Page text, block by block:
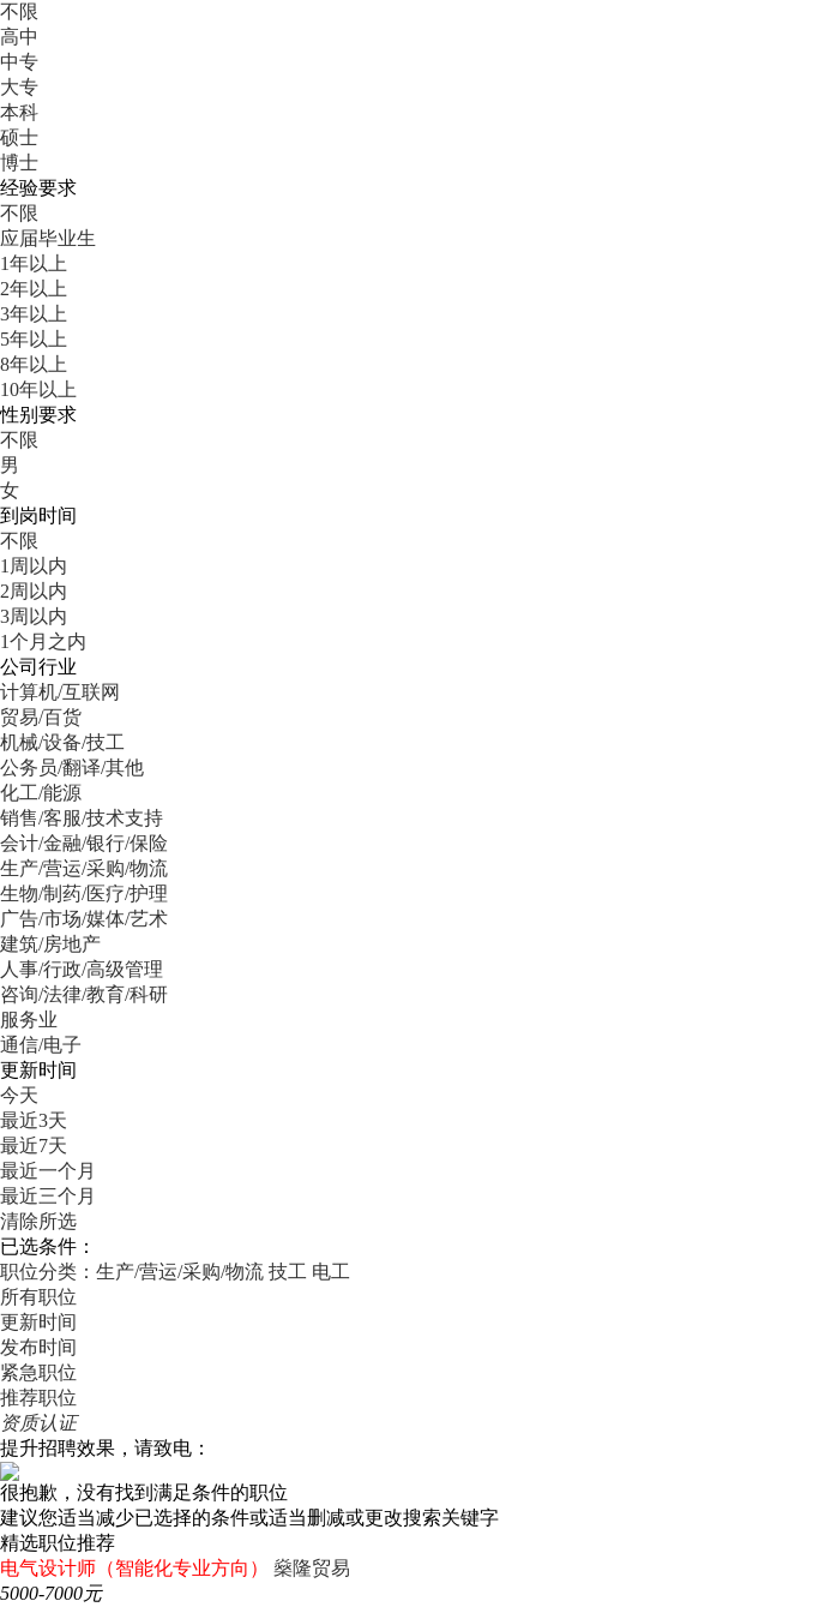
不限
高中
中专
大专
本科
硕士
博士
经验要求
不限
应届毕业生
1年以上
2年以上
3年以上
5年以上
8年以上
10年以上
性别要求
不限
男
女
到岗时间
不限
1周以内
2周以内
3周以内
1个月之内
公司行业
计算机/互联网
贸易/百货
机械/设备/技工
公务员/翻译/其他
化工/能源
销售/客服/技术支持
会计/金融/银行/保险
生产/营运/采购/物流
生物/制药/医疗/护理
广告/市场/媒体/艺术
建筑/房地产
人事/行政/高级管理
咨询/法律/教育/科研
服务业
通信/电子
更新时间
今天
最近3天
最近7天
最近一个月
最近三个月
清除所选
已选条件：
职位分类：生产/营运/采购/物流 技工 电工
所有职位
更新时间
发布时间
紧急职位
推荐职位
资质认证
提升招聘效果，请致电：
很抱歉，没有找到满足条件的职位
建议您适当减少已选择的条件或适当删减或更改搜索关键字
精选职位推荐
电气设计师（智能化专业方向）
燊隆贸易
5000-7000元